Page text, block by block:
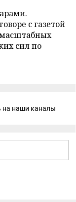
с газетой
сил по
на наши каналы